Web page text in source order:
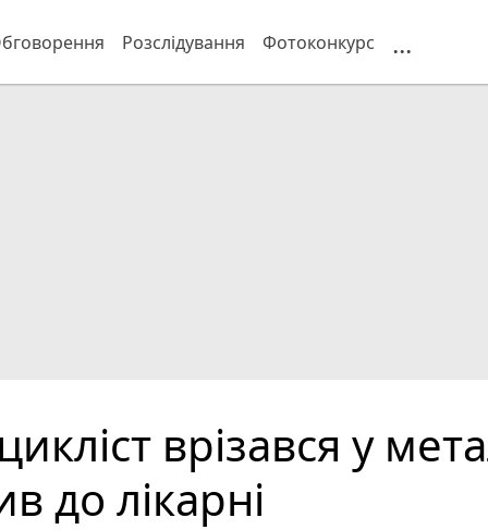
Розслідування Фотоконкурс ...
врізався у
до лікарні